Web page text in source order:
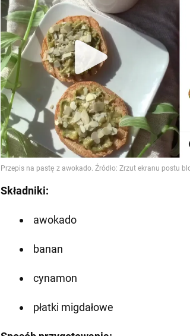
Składniki:
awokado
banan
cynamon
płatki migdałowe